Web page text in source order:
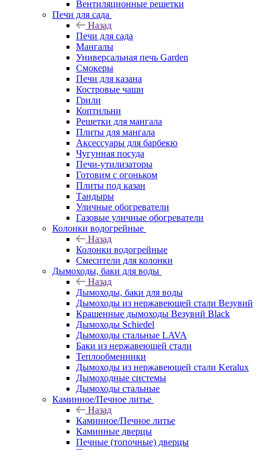
Вентиляционные решетки
Печи для сада
Назад
Печи для сада
Мангалы
Универсальная печь Garden
Смокеры
Печи для казана
Костровые чаши
Грили
Коптильни
Решетки для мангала
Плиты для мангала
Аксессуары для барбекю
Чугунная посуда
Печи-утилизаторы
Готовим с огоньком
Плиты под казан
Тандыры
Уличные обогреватели
Газовые уличные обогреватели
Колонки водогрейные
Назад
Колонки водогрейные
Смесители для колонки
Дымоходы, баки для воды
Назад
Дымоходы, баки для воды
Дымоходы из нержавеющей стали Везувий
Крашенные дымоходы Везувий Black
Дымоходы Schiedel
Дымоходы стальные LAVA
Баки из нержавеющей стали
Теплообменники
Дымоходы из нержавеющей стали Keralux
Дымоходные системы
Дымоходы стальные
Каминное/Печное литье
Назад
Каминное/Печное литье
Каминные дверцы
Печные (топочные) дверцы